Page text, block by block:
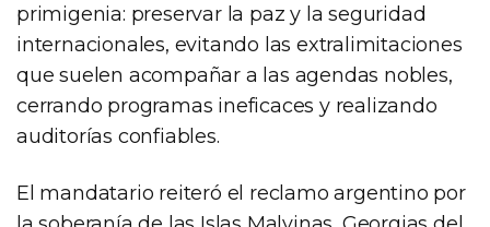
primigenia: preservar la paz y la seguridad
internacionales, evitando las extralimitaciones
que suelen acompañar a las agendas nobles,
cerrando programas ineficaces y realizando
auditorías confiables.
El mandatario reiteró el reclamo argentino por